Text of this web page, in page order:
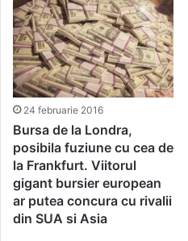
24 februarie 2016
Bursa de la Londra,
posibila fuziune cu cea de
la Frankfurt. Viitorul
gigant bursier european
ar putea concura cu rivalii
din SUA si Asia